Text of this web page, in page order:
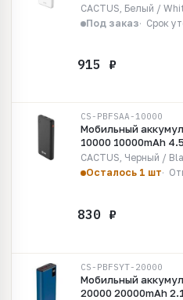
CACTUS, Белый /
Под заказ
Срок
CS-PBFSAA-10000
Мобильный
10000 10000mAh
CACTUS, Черный /
Осталось 1 шт
CS-PBFSYT-20000
Мобильный
20000 20000mAh